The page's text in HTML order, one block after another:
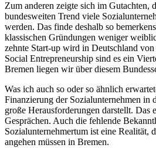
Zum anderen zeigte sich im Gutachten,
bundesweiten Trend viele
werden. Das finde deshalb so
klassischen Gründungen weniger
zehnte Start-up wird in Deutschland
Social Entrepreneurship sind es ein
Bremen liegen wir über diesem
Was ich auch so oder so ähnlich
Finanzierung der Sozialunternehmen in
große Herausforderungen darstellt. Das
Gesprächen. Auch die fehlende
Sozialunternehmertum ist eine Realität,
angehen müssen in Bremen.